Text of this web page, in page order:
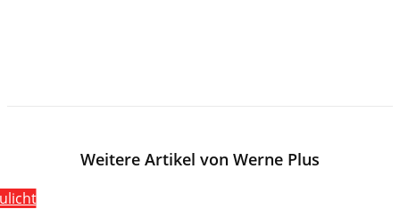
Weitere Artikel von Werne Plus